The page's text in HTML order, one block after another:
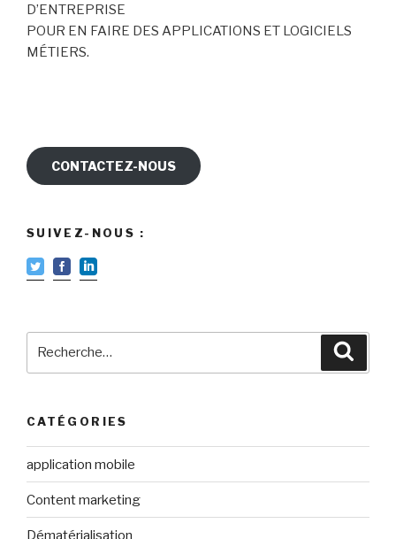
D’ENTREPRISE
POUR EN FAIRE DES APPLICATIONS ET LOGICIELS
MÉTIERS.
CONTACTEZ-NOUS
SUIVEZ-NOUS :
CATÉGORIES
application mobile
Content marketing
Dématérialisation